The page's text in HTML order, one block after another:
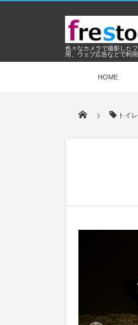
色々なカメラで撮影した
用、ウェブ広告などで利用
HOME
トイレ
Oct